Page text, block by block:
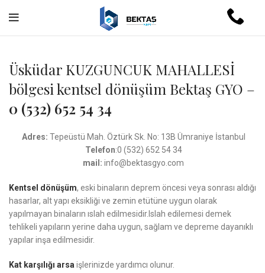
Üsküdar KUZGUNCUK MAHALLESİ
bölgesi kentsel dönüşüm Bektaş GYO –
0 (532) 652 54 34
Adres: Tepeüstü Mah. Öztürk Sk. No: 13B Ümraniye İstanbul
Telefon:0 (532) 652 54 34
mail: info@bektasgyo.com
Kentsel dönüşüm, eski binaların deprem öncesi veya sonrası aldığı
hasarlar, alt yapı eksikliği ve zemin etütüne uygun olarak
yapılmayan binaların ıslah edilmesidir.Islah edilemesi demek
tehlikeli yapıların yerine daha uygun, sağlam ve depreme dayanıklı
yapılar inşa edilmesidir.
Kat karşılığı arsa işlerinizde yardımcı olunur.